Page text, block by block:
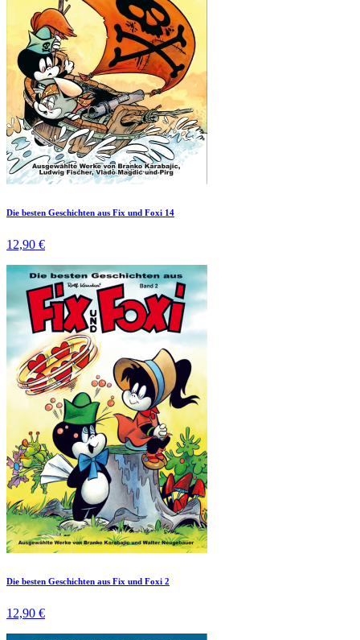
Die besten Geschichten aus Fix und Foxi 14
12,90 €
Die besten Geschichten aus Fix und Foxi 2
12,90 €